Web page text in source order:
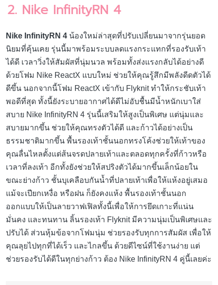
2. Nike InfinityRN 4
Nike InfinityRN 4 น้องใหม่ล่าสุดที่ปรับเปลี่ยนมาจากรุ่นยอด
นิยมที่คุ้นเคย รุ่นนี้มาพร้อมระบบลดแรงกระแทกที่รองรับเท้า
ได้ดี เวลาวิ่งให้สัมผัสที่นุ่มนวล พร้อมทั้งส่งแรงกลับได้อย่างดี
ด้วยโฟม Nike ReactX แบบใหม่ ช่วยให้คุณรู้สึกมีพลังดีดตัวได้
ดีขึ้น นอกจากนี้โฟม ReactX เข้ากับ Flyknit ทำให้กระชับเท้า
พอดีที่สุด ทั้งนี้ยังระบายอากาศได้ดีไม่อับชื้นมีน้ำหนักเบาใส่
สบาย Nike InfinityRN 4 รุ่นนี้เสริมให้สูงเป็นพิเศษ แต่นุ่มและ
สบายมากขึ้น ช่วยให้คุณทรงตัวได้ดี และก้าวได้อย่างเป็น
ธรรมชาติมากขึ้น พื้นรองเท้าชั้นนอกทรงโค้งช่วยให้เท้าของ
คุณลื่นไหลตั้งแต่ส้นจรดปลายเท้าและตลอดทุกครั้งที่ก้าวหรือ
เวลาที่ลงเท้า อีกทั้งยังช่วยให้สปริงตัวได้มากขึ้นเล็กน้อยใน
ขณะย่างก้าว ชั้นบุเคลือบกันน้ำที่ปลายเท้าเพื่อให้แห้งอยู่เสมอ
แม้จะเปียกเหงื่อ หรือฝน ก็ยังคงแห้ง พื้นรองเท้าชั้นนอก
ออกแบบให้เป็นลายวาฟเฟิลทั้งนี้เพื่อให้การยึดเกาะที่แน่น
มั่นคง และทนทาน ลิ้นรองเท้า Flyknit มีความนุ่มเป็นพิเศษและ
ปรับได้ ส่วนหุ้มข้อจากโฟมนุ่ม ช่วยรองรับทุกการสัมผัส เพื่อให้
คุณลุยไปทุกที่ได้เร็ว และไกลขึ้น ด้วยดีไซน์ที่ใช้งานง่าย แต่
ช่วยรองรับได้ดีในทุกย่างก้าว ต้อง Nike InfinityRN 4 คู่นี้เลยค่ะ